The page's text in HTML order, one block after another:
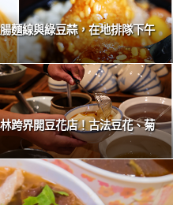
麵線與綠豆蒜，在地排隊下午
跨界開豆花店！古法豆花、菊